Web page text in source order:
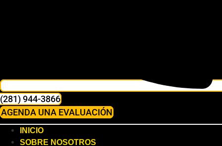
(281) 944-3866
AGENDA UNA EVALUACIÓN
INICIO
SOBRE NOSOTROS